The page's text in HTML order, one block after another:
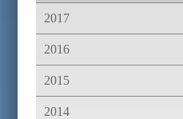
2017
2016
2015
2014